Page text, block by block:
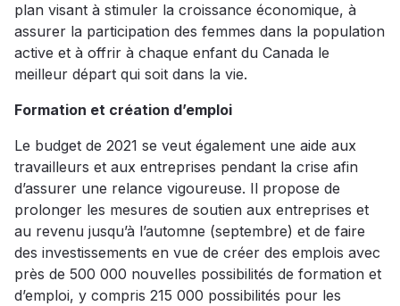
plan visant à stimuler la croissance économique, à
assurer la participation des femmes dans la population
active et à offrir à chaque enfant du Canada le
meilleur départ qui soit dans la vie.
Formation et création d’emploi
Le budget de 2021 se veut également une aide aux
travailleurs et aux entreprises pendant la crise afin
d’assurer une relance vigoureuse. Il propose de
prolonger les mesures de soutien aux entreprises et
au revenu jusqu’à l’automne (septembre) et de faire
des investissements en vue de créer des emplois avec
près de 500 000 nouvelles possibilités de formation et
d’emploi, y compris 215 000 possibilités pour les